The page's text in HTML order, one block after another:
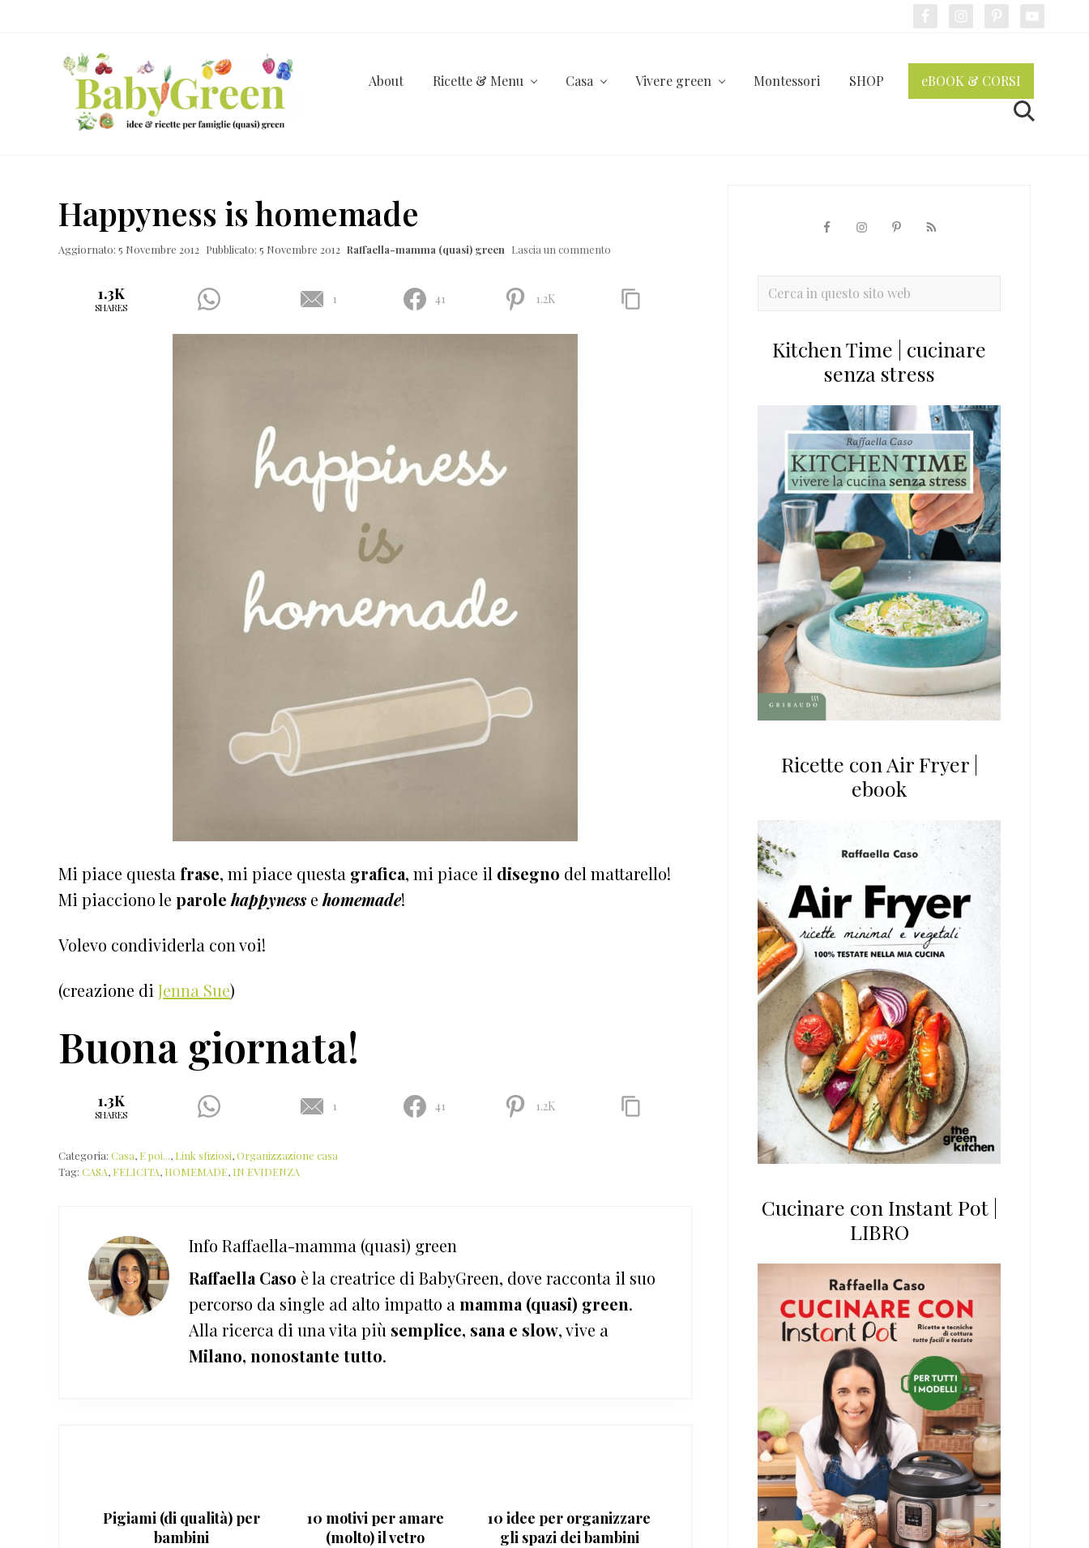
ricette
per
About Ricette & Menu Casa Vivere green Montessori SHOP eBOOK & CORSI
Cerca
Happyness is homemade
Aggiornato: 5 Novembre 2012 Pubblicato: 5 Novembre 2012 Raffaella-mamma (quasi) green Lascia un commento
1.3K
SHARES
1 41 1.2K
Mi piace questa frase, mi piace questa grafica, mi piace il disegno del mattarello!
Mi piacciono le parole happynesse homemade!
Volevo condividerla con voi!
(creazione di Jenna Sue)
Buona giornata!
1.3K
SHARES
1 41 1.2K
Categoria: Casa, E poi..., Link sfiziosi,Organizzazione casa
Tag: CASA, FELICITA, HOMEMADE, IN EVIDENZA
Info Raffaella-mamma (quasi) green
Raffaella Caso è la creatrice di BabyGreen, dove racconta il suo
percorso da single ad alto impatto a mamma (quasi) green.
Alla ricerca di una vita più semplice, sana e slow, vive a
Milano, nonostante tutto.
Pigiami (di qualità) per
bambini
10 motivi per amare
(molto) il vetro
10 idee per organizzare
gli spazi dei bambini
primaria
Cerca
sitoKitchen Time | cucinare
senza stress
Ricette con Air Fryer |
ebook
Cucinare con Instant Pot |
LIBRO